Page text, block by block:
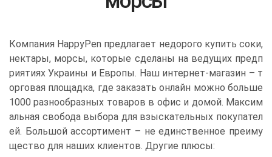
Компания HappyPen предлагает недорого купить соки,
нектары, морсы, которые сделаны на ведущих предп
риятиях Украины и Европы. Наш интернет-магазин – т
орговая площадка, где заказать онлайн можно больше
1000 разнообразных товаров в офис и домой. Максим
альная свобода выбора для взыскательных покупател
ей. Большой ассортимент – не единственное преиму
щество для наших клиентов. Другие плюсы: